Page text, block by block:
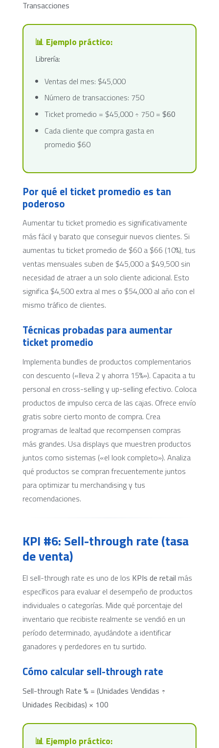
Transacciones
📊 Ejemplo práctico:
Librería:
Ventas del mes: $45,000
Número de transacciones: 750
Ticket promedio = $45,000 ÷ 750 = $60
Cada cliente que compra gasta en
promedio $60
Por qué el ticket promedio es tan
poderoso
Aumentar tu ticket promedio es significativamente
más fácil y barato que conseguir nuevos clientes. Si
aumentas tu ticket promedio de $60 a $66 (10%), tus
ventas mensuales suben de $45,000 a $49,500 sin
necesidad de atraer a un solo cliente adicional. Esto
significa $4,500 extra al mes o $54,000 al año con el
mismo tráfico de clientes.
Técnicas probadas para aumentar
ticket promedio
Implementa bundles de productos complementarios
con descuento («lleva 2 y ahorra 15%»). Capacita a tu
personal en cross-selling y up-selling efectivo. Coloca
productos de impulso cerca de las cajas. Ofrece envío
gratis sobre cierto monto de compra. Crea
programas de lealtad que recompensen compras
más grandes. Usa displays que muestren productos
juntos como sistemas («el look completo»). Analiza
qué productos se compran frecuentemente juntos
para optimizar tu merchandising y tus
recomendaciones.
KPI #6: Sell-through rate (tasa
de venta)
El sell-through rate es uno de los KPIs de retail más
específicos para evaluar el desempeño de productos
individuales o categorías. Mide qué porcentaje del
inventario que recibiste realmente se vendió en un
período determinado, ayudándote a identificar
ganadores y perdedores en tu surtido.
Cómo calcular sell-through rate
Sell-through Rate % = (Unidades Vendidas ÷
Unidades Recibidas) × 100
📊 Ejemplo práctico: